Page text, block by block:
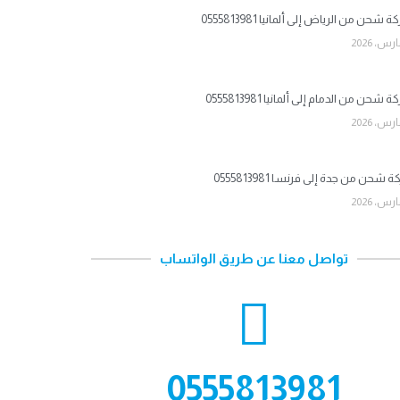
شحن من الرياض إلى ألمانيا 0555813981
شحن من الدمام إلى ألمانيا 0555813981
شحن من جدة إلى فرنسا 0555813981
تواصل معنا عن طريق الواتساب
0555813981